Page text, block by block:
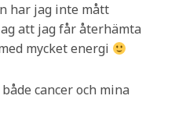
har jag inte mått
att jag får återhämta
mycket energi
cancer och mina